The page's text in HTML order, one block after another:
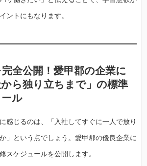
ントにもなります。
全公開！愛甲郡の企業に
ら独り立ちまで」の標準
ル
感じるのは、「入社してすぐに一人で放り
」という点でしょう。愛甲郡の優良企業に
スケジュールを公開します。